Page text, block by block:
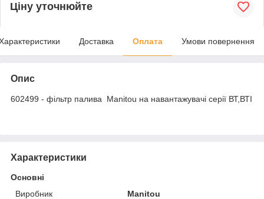
Ціну уточнюйте
Доставка Оплата Умови повернення
Опис
602499 - фільтр палива Manitou на навантажувачі серії ВТ,ВТІ
Характеристики
Основні
Виробник
Manitou